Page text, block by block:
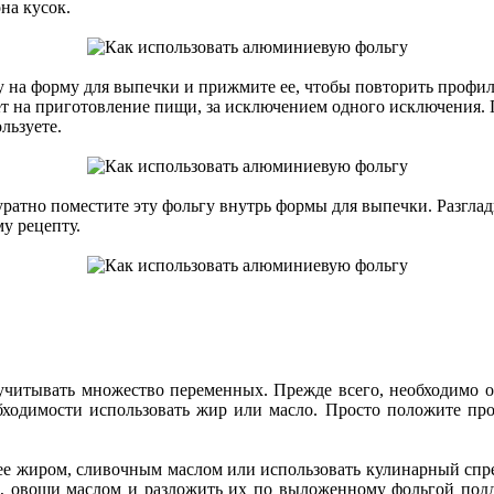
кусок.
форму для выпечки и прижмите ее, чтобы повторить
на приготовление пищи, за исключением одного
поместите эту фольгу внутрь формы для выпечки.
рецепту.
множество переменных. Прежде всего,
использовать жир или масло. Просто положите
сливочным маслом или использовать кулинарный
овощи маслом и разложить их по выложенному фольгой